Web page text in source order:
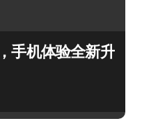
手机体验全新升